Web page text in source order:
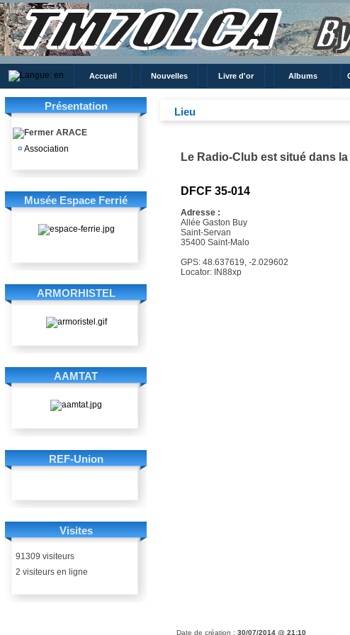
Accueil Nouvelles Livre d'or Albums
Présentation
ARACE
¤ Association
Musée Espace Ferrié
ARMORHISTEL
AAMTAT
REF-Union
Visites
91309 visiteurs
2 visiteurs en ligne
Lieu
Le Radio-Club est situé dans
DFCF 35-014
Adresse :
Allée Gaston Buy
Saint-Servan
35400 Saint-Malo
GPS: 48.637619, -2.029602
Locator: IN88xp
Date de création : 30/07/2014 @ 21:10